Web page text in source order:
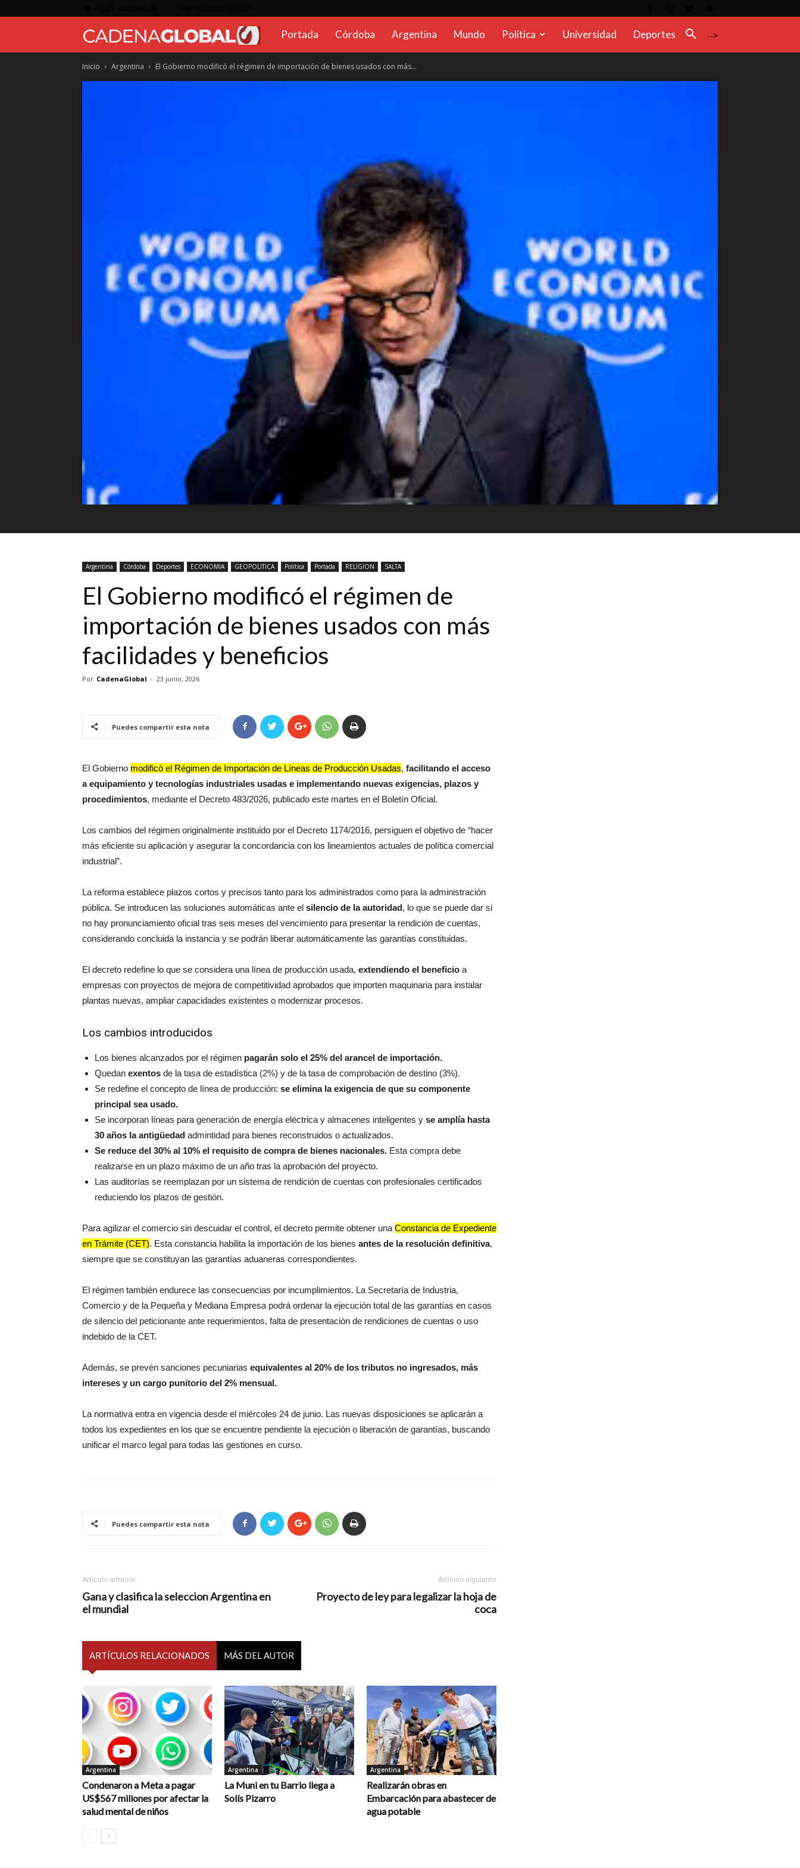
CadenaGlobal.com.ar
Portada Córdoba Argentina Mundo Política Universidad Deportes -->
Inicio Argentina El Gobierno modificó el régimen de importación de bienes usados con más...
Argentina Córdoba Deportes ECONOMIA GEOPOLITICA Política Portada RELIGION SALTA
El Gobierno modificó el régimen de
importación de bienes usados con más
facilidades y beneficios
Por CadenaGlobal - 23 junio, 2026
Puedes compartir esta nota
El Gobierno modificó el Régimen de Importación de Líneas de Producción Usadas, facilitando el acceso
a equipamiento y tecnologías industriales usadas e implementando nuevas exigencias, plazos y
procedimientos, mediante el Decreto 483/2026, publicado este martes en el Boletín Oficial.
Los cambios del régimen originalmente instituido por el Decreto 1174/2016, persiguen el objetivo de “hacer
más eficiente su aplicación y asegurar la concordancia con los lineamientos actuales de política comercial
industrial”.
La reforma establece plazos cortos y precisos tanto para los administrados como para la administración
pública. Se introducen las soluciones automáticas ante el silencio de la autoridad, lo que se puede dar si
no hay pronunciamiento oficial tras seis meses del vencimiento para presentar la rendición de cuentas,
considerando concluida la instancia y se podrán liberar automáticamente las garantías constituidas.
El decreto redefine lo que se considera una línea de producción usada, extendiendo el beneficio a
empresas con proyectos de mejora de competitividad aprobados que importen maquinaria para instalar
plantas nuevas, ampliar capacidades existentes o modernizar procesos.
Los cambios introducidos
Los bienes alcanzados por el régimen pagarán solo el 25% del arancel de importación.
Quedan exentos de la tasa de estadística (2%) y de la tasa de comprobación de destino (3%).
Se redefine el concepto de línea de producción: se elimina la exigencia de que su componente
principal sea usado.
Se incorporan líneas para generación de energía eléctrica y almacenes inteligentes y se amplía hasta
30 años la antigüedad admintidad para bienes reconstruidos o actualizados.
Se reduce del 30% al 10% el requisito de compra de bienes nacionales. Esta compra debe
realizarse en un plazo máximo de un año tras la aprobación del proyecto.
Las auditorías se reemplazan por un sistema de rendición de cuentas con profesionales certificados
reduciendo los plazos de gestión.
Para agilizar el comercio sin descuidar el control, el decreto permite obtener una Constancia de Expediente
en Trámite (CET). Esta constancia habilita la importación de los bienes antes de la resolución definitiva,
siempre que se constituyan las garantías aduaneras correspondientes.
El régimen también endurece las consecuencias por incumplimientos. La Secretaría de Industria,
Comercio y de la Pequeña y Mediana Empresa podrá ordenar la ejecución total de las garantías en casos
de silencio del peticionante ante requerimientos, falta de presentación de rendiciones de cuentas o uso
indebido de la CET.
Además, se prevén sanciones pecuniarias equivalentes al 20% de los tributos no ingresados, más
intereses y un cargo punitorio del 2% mensual.
La normativa entra en vigencia desde el miércoles 24 de junio. Las nuevas disposiciones se aplicarán a
todos los expedientes en los que se encuentre pendiente la ejecución o liberación de garantías, buscando
unificar el marco legal para todas las gestiones en curso.
Puedes compartir esta nota
Artículo anterior
Gana y clasifica la seleccion Argentina en
el mundial
Artículo siguiente
Proyecto de ley para legalizar la hoja de
coca
ARTÍCULOS RELACIONADOS MÁS DEL AUTOR
Argentina
Condenaron a Meta a pagar
US$567 millones por afectar la
salud mental de niños
Argentina
La Muni en tu Barrio llega a
Solís Pizarro
Argentina
Realizarán obras en
Embarcación para abastecer de
agua potable